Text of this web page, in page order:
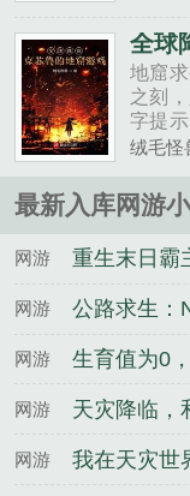
一切
全球
地窟
之刻
字提
界的
打赏
绒毛怪
最新入库网游
网游 重生末日霸
网游
公路求生：
物资
网游
生育值为0
匹配
网游
天灾降临，
穿末世
网游 我在天灾世